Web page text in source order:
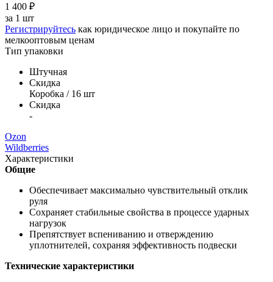
1 400 ₽
за 1 шт
Регистрируйтесь как юридическое лицо и покупайте по
мелкооптовым ценам
Тип упаковки
Штучная
Скидка
Коробка / 16 шт
Скидка
-
Ozon
Wildberries
Характеристики
Общие
Обеспечивает максимально чувствительный отклик
руля
Сохраняет стабильные свойства в процессе ударных
нагрузок
Препятствует вспениванию и отверждению
уплотнителей, сохраняя эффективность подвески
Технические характеристики